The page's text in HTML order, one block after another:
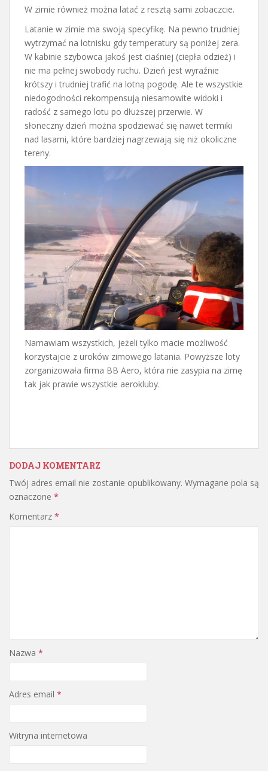
W zimie również można latać z resztą sami zobaczcie.
Latanie w zimie ma swoją specyfikę. Na pewno trudniej
wytrzymać na lotnisku gdy temperatury są poniżej zera.
W kabinie szybowca jakoś jest ciaśniej (ciepła odzież) i
nie ma pełnej swobody ruchu. Dzień jest wyraźnie
krótszy i trudniej trafić na lotną pogodę. Ale te wszystkie
niedogodności rekompensują niesamowite widoki i
radość z samego lotu po dłuższej przerwie. W
słoneczny dzień można spodziewać się nawet termiki
nad lasami, które bardziej nagrzewają się niż okoliczne
tereny.
Namawiam wszystkich, jeżeli tylko macie możliwość
korzystajcie z uroków zimowego latania. Powyższe loty
zorganizowała firma BB Aero, która nie zasypia na zimę
tak jak prawie wszystkie aerokluby.
DODAJ KOMENTARZ
Twój adres email nie zostanie opublikowany. Wymagane pola są
oznaczone *
Komentarz *
Nazwa *
Adres email *
Witryna internetowa